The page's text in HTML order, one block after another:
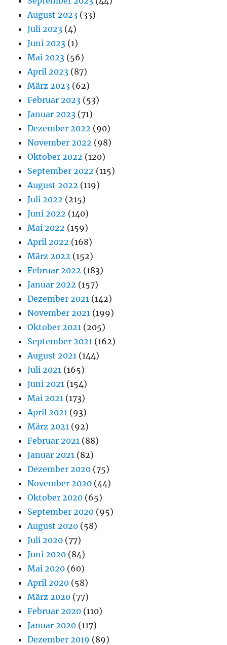
August 2023 (33)
Juli 2023 (4)
Juni 2023 (1)
Mai 2023 (56)
April 2023 (87)
März 2023 (62)
Februar 2023 (53)
Januar 2023 (71)
Dezember 2022 (90)
November 2022 (98)
Oktober 2022 (120)
September 2022 (115)
August 2022 (119)
Juli 2022 (215)
Juni 2022 (140)
Mai 2022 (159)
April 2022 (168)
März 2022 (152)
Februar 2022 (183)
Januar 2022 (157)
Dezember 2021 (142)
November 2021 (199)
Oktober 2021 (205)
September 2021 (162)
August 2021 (144)
Juli 2021 (165)
Juni 2021 (154)
Mai 2021 (173)
April 2021 (93)
März 2021 (92)
Februar 2021 (88)
Januar 2021 (82)
Dezember 2020 (75)
November 2020 (44)
Oktober 2020 (65)
September 2020 (95)
August 2020 (58)
Juli 2020 (77)
Juni 2020 (84)
Mai 2020 (60)
April 2020 (58)
März 2020 (77)
Februar 2020 (110)
Januar 2020 (117)
Dezember 2019 (89)